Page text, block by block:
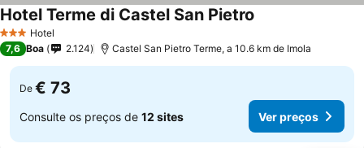
3 EstrelasHotel
Hotel Terme di Castel San Pietro
7,6 Boa 2.124 Castel San Pietro Terme, a 10.6 km de Imola
De € 73
Consulte os preços de 12 sites Ver preços